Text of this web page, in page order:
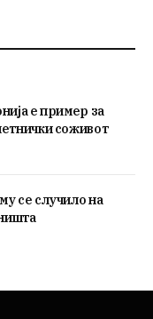
е пример за
соживот
се случило на